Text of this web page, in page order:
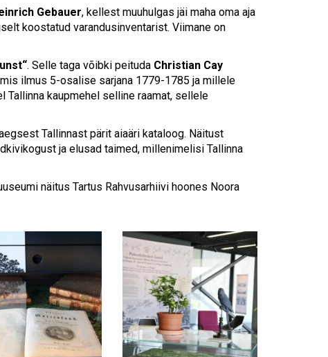
to
users
touch
gestures.
Gebauer, kellest muuhulgas jäi maha oma aja
koostatud varandusinventarist. Viimane on
. Selle taga võibki peituda Christian Cay
ilmus 5-osalise sarjana 1779-1785 ja millele
Tallinna kaupmehel selline raamat, sellele
Tallinnast pärit aiaäri kataloog. Näitust
ja elusad taimed, millenimelisi Tallinna
näitus Tartus Rahvusarhiivi hoones Noora